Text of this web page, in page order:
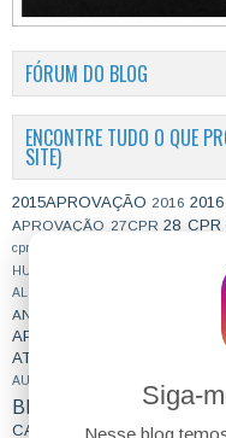
Siga-
Nesse blog
FÓRUM DO BLOG
ENCONTRE TUDO O QUE
SITE)
2015APROVAÇÃO 2016
APROVAÇÃO 27CPR 28 CPR
cpr
HUMOR
ALIMENTOS
ANTICRIME
APROVADO
ATIVIDADE JURÍDICA ATOS
AUDITOR FISCAL DO
BIBLIOGRAFIA BIZU
CARREIRAS CARREIRAS